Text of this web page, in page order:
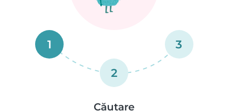
1
2
3
Căutare